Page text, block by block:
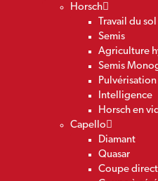
Horsch
Travail du sol
Semis
Agriculture
Semis
Pulvérisation
Intelligence
Horsch en
Capello
Diamant
Quasar
Coupe